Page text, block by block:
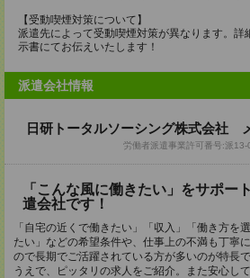
【受動喫煙対策について】
派遣先によって受動喫煙対策が異なります。詳
示書にてお伝えいたします！
派遣会社情報
日研トータルソーシング株式会社
労働者派遣事業許可番号:派
「こんな風に働きたい」をサポー
遣会社です！
「自宅の近くで働きたい」「収入」「働き方を
たい」などの希望条件や、仕事上の不満も丁寧
ので長期でご活躍されている方が多いのが特長
うえで、ピッタリの求人をご紹介。また安心し